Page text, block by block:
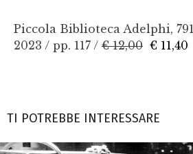
Piccola Biblioteca Adelphi, 791
2023 / pp. 117 / € 12,00 € 11,40
TI POTREBBE INTERESSARE